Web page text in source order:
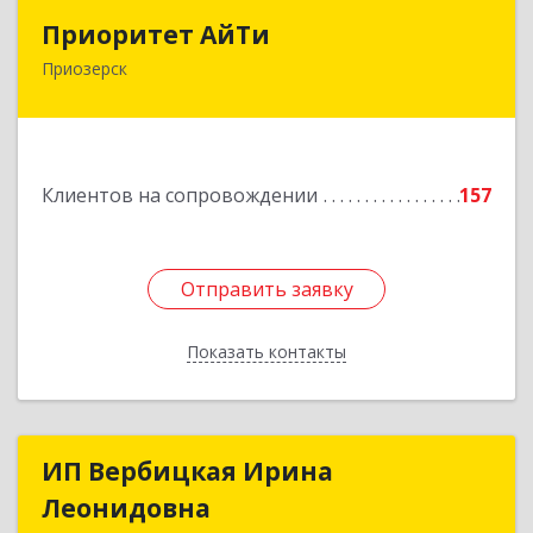
Приоритет АйТи
Приозерск
Клиентов на сопровождении 157
Отправить заявку
Показать контакты
188760, Ленинградская обл, Приозерский р-н,
Подробнее
Отправить заявку
Назад
ИП Вербицкая Ирина
Леонидовна
ИП Вербицкая Ирина